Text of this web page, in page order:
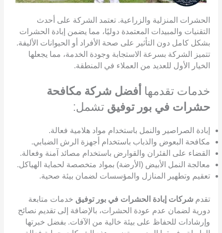
الحشرات المنزلية والزراعية. تعتمد الشركة على أحدث
التقنيات والمبيدات المعتمدة دوليًا، مما يضمن إبادة الحشرات
بشكل كامل دون التأثير على صحة الأفراد أو الحيوانات الأليفة.
تتميز الشركة بسرعة الاستجابة وجودة الخدمة، مما يجعلها
الخيار الأول للعديد من العملاء في المنطقة.
خدمات تقدمها أفضل شركة مكافحة
حشرات في بور توفيق تشمل:
إبادة الصراصير والنمل باستخدام مواد هلامية فعالة.
مكافحة البعوض والذباب باستخدام أجهزة الرش الضبابي.
القضاء على الفئران والقوارض باستخدام مصائد آمنة وفعالة.
معالجة النمل الأبيض (الأرضة) بمواد متخصصة لحماية الهياكل.
تعقيم وتطهير المنازل والمؤسسات لضمان بيئة صحية.
تقدم شركات إبادة الحشرات في بور توفيق خدمات متابعة
دورية لضمان عدم عودة الحشرات، بالإضافة إلى تقديم نصائح
وإرشادات للحفاظ على بيئة خالية من الآفات. بفضل خبرتها